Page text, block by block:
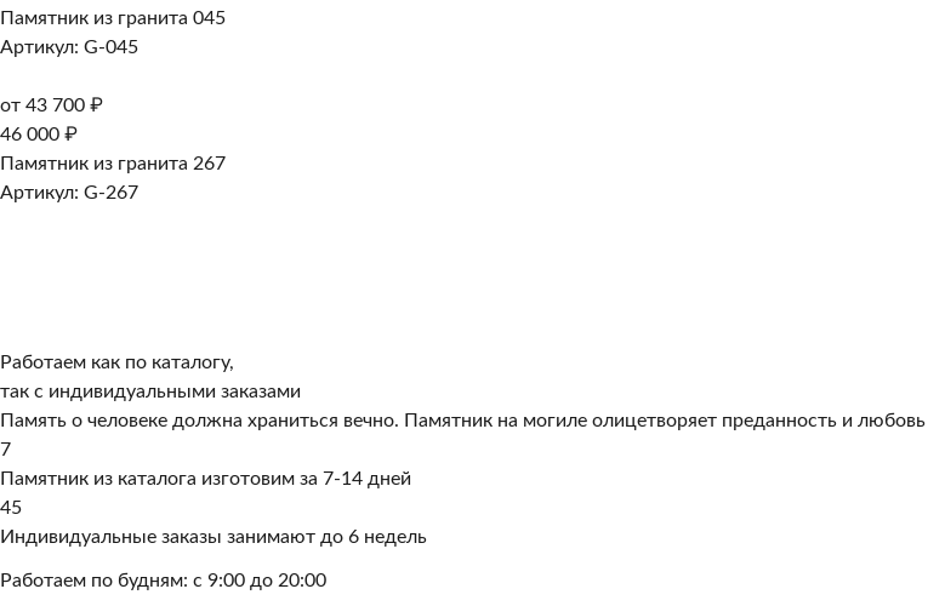
Памятник из гранита 045
Артикул: G-045
от 43 700 ₽
46 000 ₽
Памятник из гранита 267
Артикул: G-267
Работаем как по каталогу,
так с индивидуальными заказами
Память о человеке должна храниться вечно. Памятник на могиле олицетворяет преданность и
7
Памятник из каталога изготовим за 7-14 дней
45
Индивидуальные заказы занимают до 6 недель
Работаем по будням: с 9:00 до 20:00